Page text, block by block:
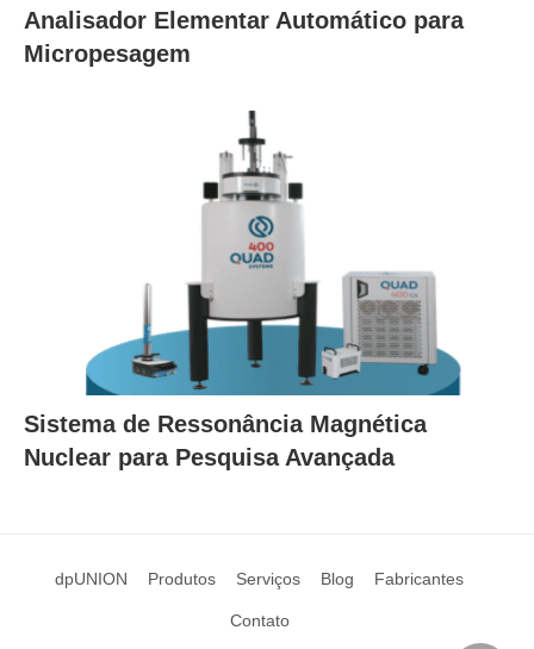
Analisador Elementar Automático para
Micropesagem
Sistema de Ressonância Magnética
Nuclear para Pesquisa Avançada
dpUNION Produtos Serviços Blog Fabricantes
Contato